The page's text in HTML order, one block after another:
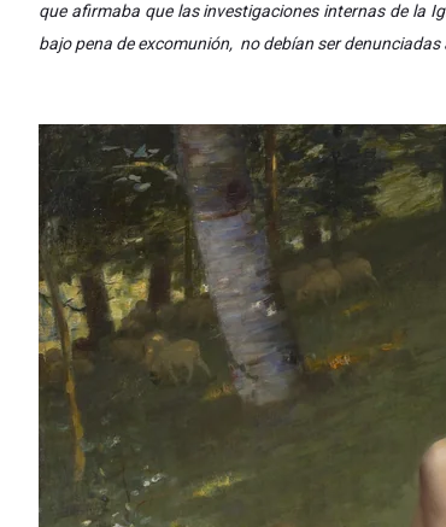
que afirmaba que las investigaciones internas de la
bajo pena de excomunión, no debían ser